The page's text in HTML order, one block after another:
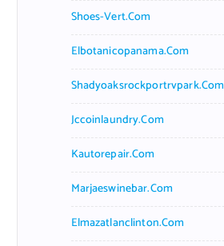
Shoes-Vert.com
Elbotanicopanama.com
Shadyoaksrockportrvpark.com
Jccoinlaundry.com
Kautorepair.com
Marjaeswinebar.com
Elmazatlanclinton.com